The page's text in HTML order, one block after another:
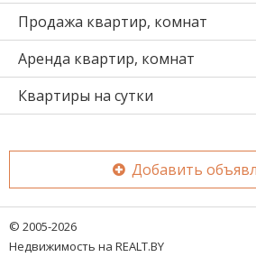
Продажа квартир, комнат
Аренда квартир, комнат
Квартиры на сутки
Добавить
© 2005-2026
Недвижимость на REALT.BY